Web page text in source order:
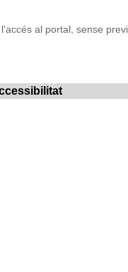
al portal, sense